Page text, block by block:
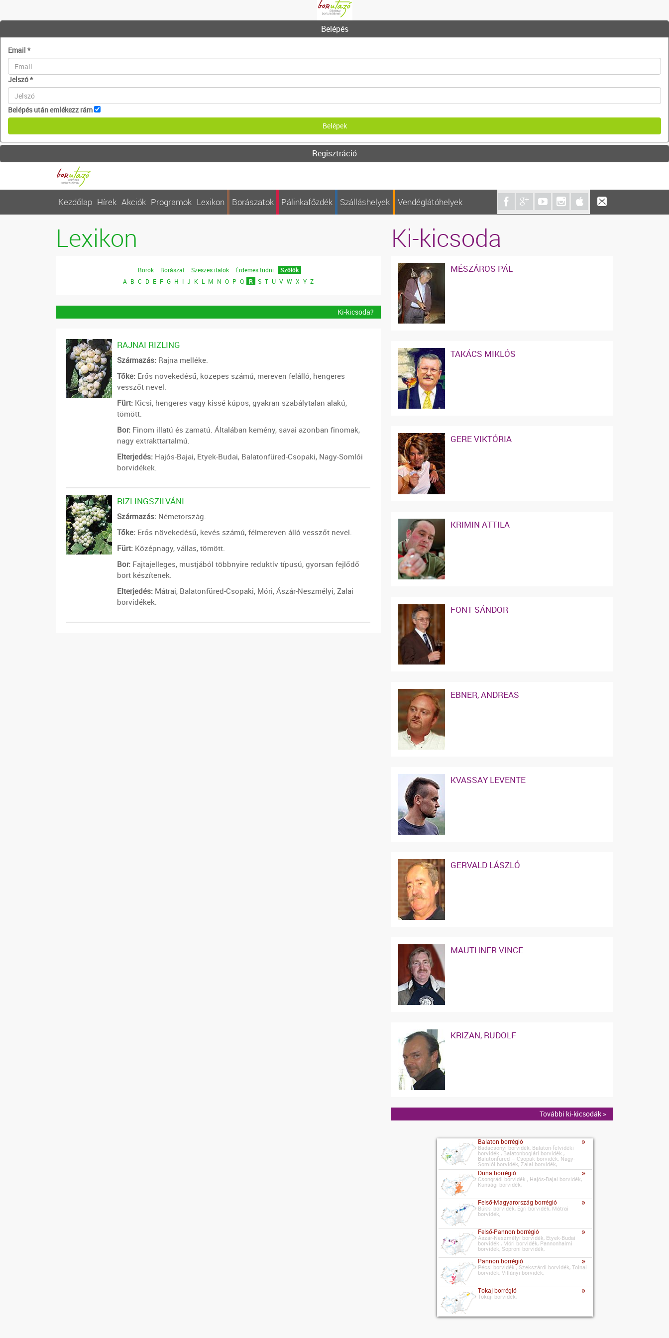
Belépés
Email *
Jelszó*
Belépés után emlékezz rám
Regisztráció
Kezdőlap Hírek Akciók Programok Lexikon Borászatok Pálinkafőzdék Szálláshelyek Vendéglátóhelyek
Lexikon
Borok Borászat Szeszes italok Érdemes tudni
Szőlők
A B C D E F G H I J K L M N O P Q R S T U V W X Y Z
Ki-kicsoda?
RAJNAI RIZLING
Származás:Rajna melléke.
Tőke:Erős növekedésű, közepes számú, mereven felálló, hengeres
vesszőt nevel.
Fürt:Kicsi, hengeres vagy kissé kúpos, gyakran szabálytalan alakú,
tömött.
Bor:Finom illatú és zamatú. Általában kemény, savai azonban finomak,
nagy extrakttartalmú.
Elterjedés:Hajós-Bajai, Etyek-Budai, Balatonfüred-Csopaki, Nagy-Somlói
borvidékek.
RIZLINGSZILVÁNI
Származás:Németország.
Tőke:Erős növekedésű, kevés számú, félmereven álló vesszőt nevel.
Fürt:Középnagy, vállas, tömött.
Bor:Fajtajelleges, mustjából többnyire reduktív típusú, gyorsan fejlődő
bort készítenek.
Elterjedés:Mátrai, Balatonfüred-Csopaki, Móri, Ászár-Neszmélyi, Zalai
borvidékek.
Ki-kicsoda
MÉSZÁROS PÁL
TAKÁCS MIKLÓS
GERE VIKTÓRIA
KRIMIN ATTILA
FONT SÁNDOR
EBNER, ANDREAS
KVASSAY LEVENTE
GERVALD LÁSZLÓ
MAUTHNER VINCE
KRIZAN, RUDOLF
További ki-kicsodák »
Balaton borrégió »
Badacsonyi borvidék, Balaton-felvidéki
borvidék , Balatonboglári borvidék ,
Balatonfüred – Csopak borvidék, Nagy-
Somlói borvidék, Zalai borvidék,
Duna borrégió »
Csongrádi borvidék , Hajós-Bajai borvidék,
Kunsági borvidék,
Felső-Magyarország borrégió »
Bükki borvidék, Egri borvidék, Mátrai
borvidék,
Felső-Pannon borrégió »
Ászár-Neszmélyi borvidék, Etyek-Budai
borvidék , Móri borvidék, Pannonhalmi
borvidék, Soproni borvidék,
Pannon borrégió »
Pécsi borvidék , Szekszárdi borvidék, Tolnai
borvidék, Villányi borvidék,
Tokaj borrégió »
Tokaji borvidék,